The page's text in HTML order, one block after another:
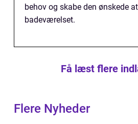
behov og skabe den ønskede
badeværelset.
Få læst flere
Flere Nyheder